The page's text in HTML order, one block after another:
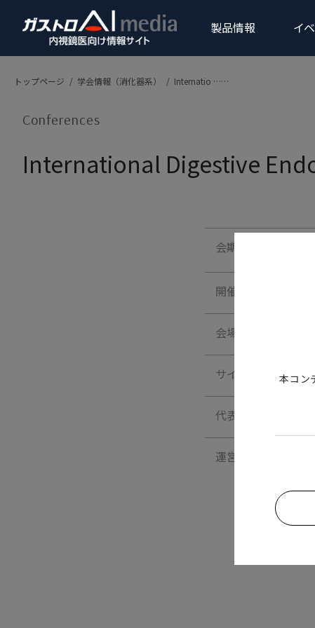
製品
内視鏡画像診断支援ソフトウェ
gastroAI model-G3
製品情報 イ
トップページ / 学会情報（消化器系） / Internatio ……
Conferences
International Digestive
会期
開催地
会場
サイトURL
代表者
運営事務局
本コン